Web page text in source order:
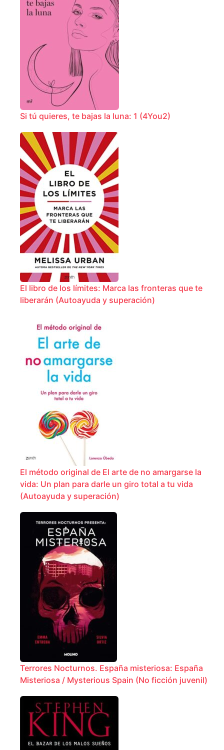
Si tú quieres, te bajas la luna: 1 (4You2)
El libro de los límites: Marca las fronteras que te
liberarán (Autoayuda y superación)
El método original de El arte de no amargarse la
vida: Un plan para darle un giro total a tu vida
(Autoayuda y superación)
Terrores Nocturnos. España misteriosa: España
Misteriosa / Mysterious Spain (No ficción juvenil)